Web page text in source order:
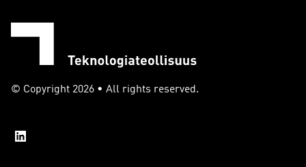
© Copyright 2026 • All rights reserved.